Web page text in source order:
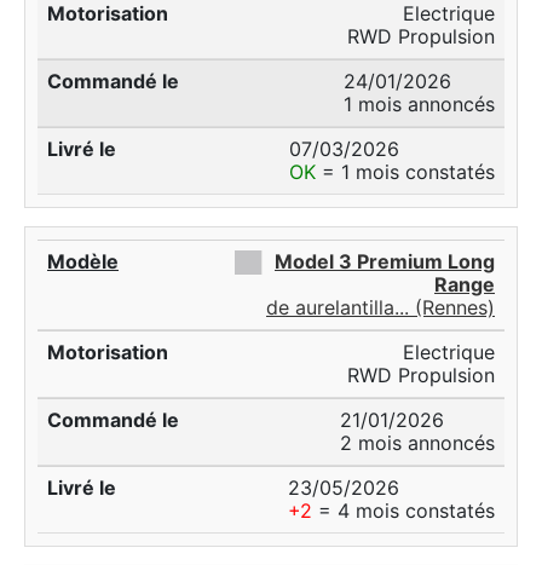
Electrique
RWD Propulsion
24/01/2026
1 mois annoncés
07/03/2026
OK = 1 mois constatés
Model 3 Premium Long
Range
de aurelantilla... (Rennes)
Electrique
RWD Propulsion
21/01/2026
2 mois annoncés
23/05/2026
+2 = 4 mois constatés